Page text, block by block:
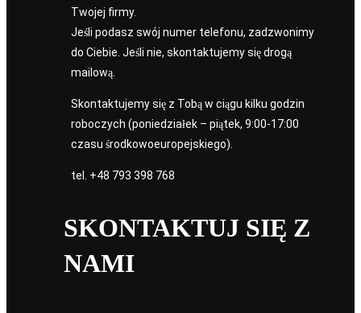
Twojej firmy.
Jeśli podasz swój numer telefonu, zadzwonimy
do Ciebie. Jeśli nie, skontaktujemy się drogą
mailową.
Skontaktujemy się z Tobą w ciągu kilku godzin
roboczych (poniedziałek – piątek, 9:00-17:00
czasu środkowoeuropejskiego).
tel. +48 793 398 768
SKONTAKTUJ SIĘ Z
NAMI